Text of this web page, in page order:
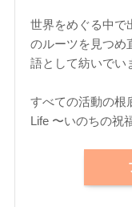
世界をめぐる中で
のルーツを見つめ
語として紡いでい
すべての活動の根
Life 〜いのちの祝